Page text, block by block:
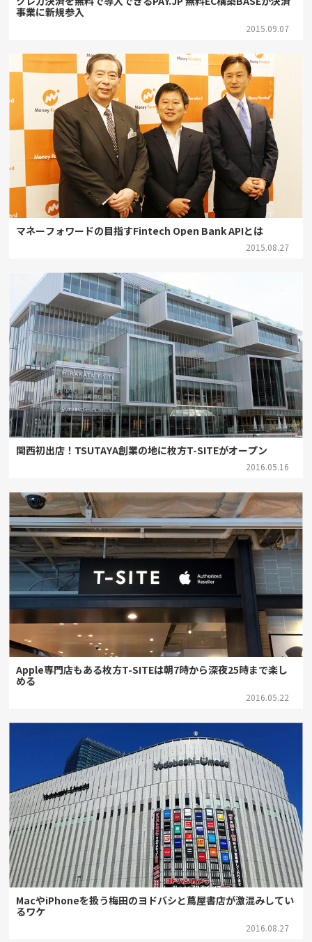
事業に新規参入
2015.09.07
マネーフォワードの目指すFintech Open Bank APIとは
2015.08.27
関西初出店！TSUTAYA創業の地に枚方T-SITEがオープン
2016.05.16
Apple専門店もある枚方T-SITEは朝7時から深夜25時まで楽し
める
2016.05.22
MacやiPhoneを扱う梅田のヨドバシと蔦屋書店が激混みしてい
るワケ
2016.08.27